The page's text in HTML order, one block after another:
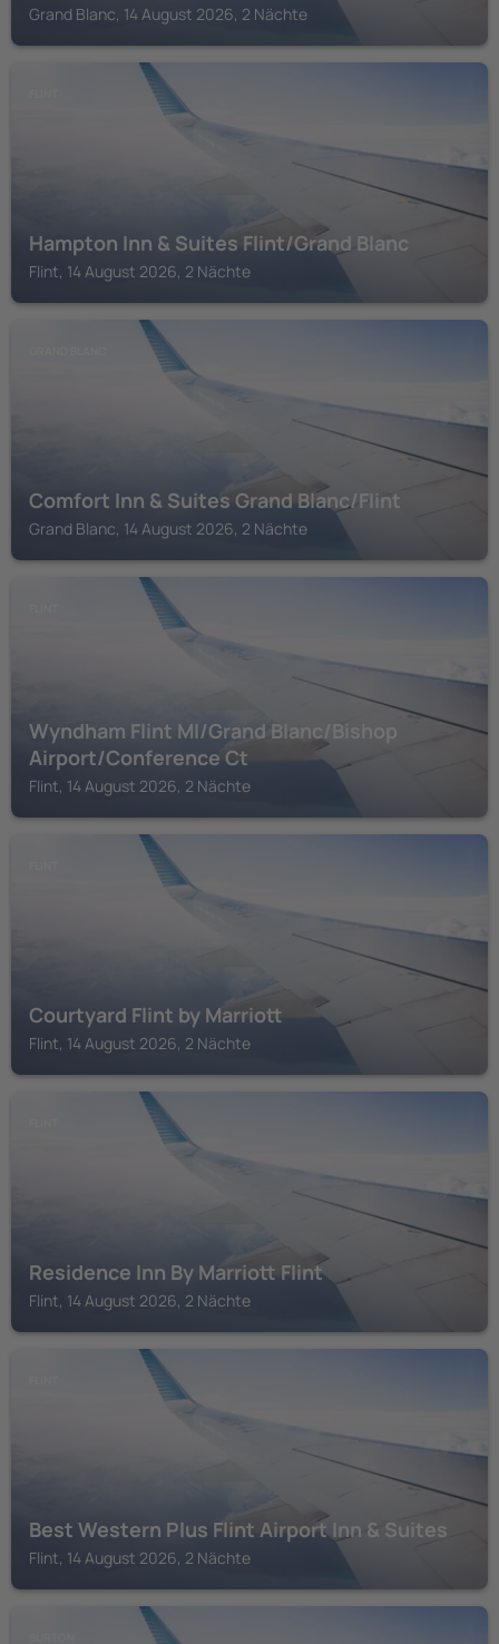
Grand Blanc, 14 August 2026, 2 Nächte
Hampton Inn & Suites Flint/Grand Blanc
Flint, 14 August 2026, 2 Nächte
Comfort Inn & Suites Grand Blanc/Flint
Grand Blanc, 14 August 2026, 2 Nächte
Wyndham Flint MI/Grand Blanc/Bishop
Airport/Conference Ct
Flint, 14 August 2026, 2 Nächte
Courtyard Flint by Marriott
Flint, 14 August 2026, 2 Nächte
Residence Inn By Marriott Flint
Flint, 14 August 2026, 2 Nächte
Best Western Plus Flint Airport Inn & Suites
Flint, 14 August 2026, 2 Nächte